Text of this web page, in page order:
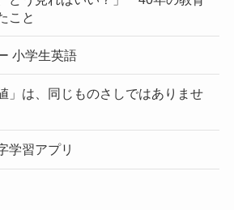
こと
小学生英語
」は、同じものさしではありませ
学習アプリ